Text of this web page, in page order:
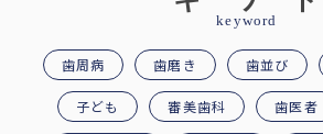
keyword
歯周病 歯磨き 歯並び
子ども 審美歯科 歯医者